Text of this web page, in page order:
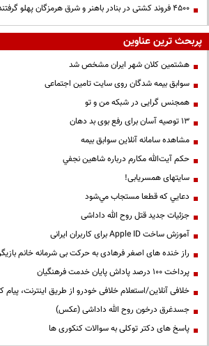
۴۵۰۰ فروند کشتی در بنادر باهنر و شرق هرمزگان پهلو گرفتند
پربحث ترین عناوین
هشتمین کلان شهر ایران مشخص شد
سوابق بیمه شدگان روی سایت تامین اجتماعی
همجنس گرایی در شبکه من و تو
13 توصیه آسان برای رفع بوی بد دهان
مشاهده سامانه آنلاين سوابق بیمه
حكم آيت‌الله مكارم درباره شاهين نجفي
سایتهای همسریابی!
دعايي كه قطعا مستجاب مي‌شود
جزئیات جدید قتل روح الله داداشی
آموزش ساخت Apple ID برای کاربران ایرانی
راز خنده های اصغر فرهادی به حرکت بی شرمانه خانم
پرداخت ۱۰۰ درصد پاداش پایان خدمت فرهنگیان
خلافی آنلاین/استعلام خلافی خودرو از طریق اینترنت، پیام
جسدغرق درخون روح الله داداشی (عکس)
پاسخ های دکتر توکلی به سوالات کنکوری ها